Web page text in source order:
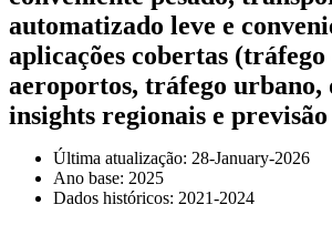
automatizado leve e
aplicações cobertas (tráfego
aeroportos, tráfego urbano,
insights regionais e
Última atualização: 28-January-2026
Ano base: 2025
Dados históricos: 2021-2024